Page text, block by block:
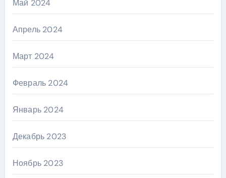
Май 2024
Апрель 2024
Март 2024
Февраль 2024
Январь 2024
Декабрь 2023
Ноябрь 2023